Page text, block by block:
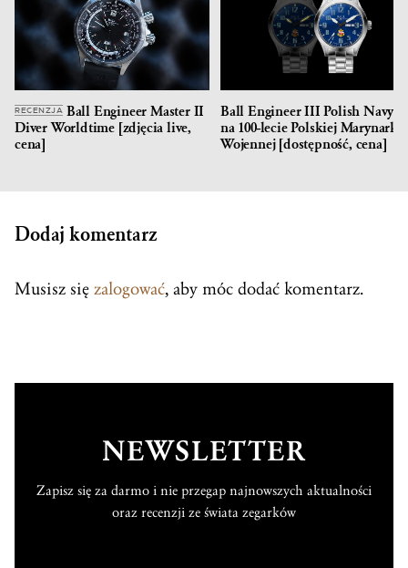
RECENZJA Ball Engineer Master II
Diver Worldtime [zdjęcia live,
cena]
Ball Engineer III Polish Navy –
na 100-lecie Polskiej Marynarki
Wojennej [dostępność, cena]
Dodaj komentarz
Musisz się zalogować, aby móc dodać komentarz.
NEWSLETTER
Zapisz się za darmo i nie przegap najnowszych aktualności
oraz recenzji ze świata zegarków